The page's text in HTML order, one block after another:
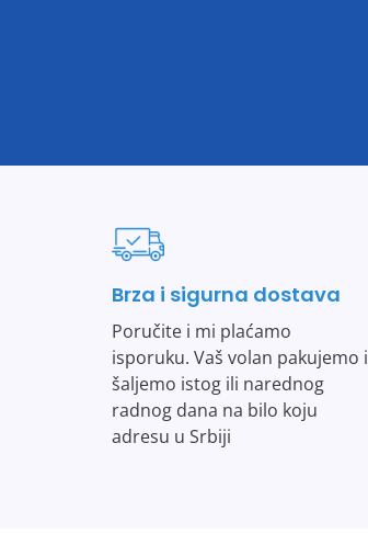
Brza i sigurna dostava
Poručite i mi plaćamo
isporuku. Vaš volan pakujemo i
šaljemo istog ili narednog
radnog dana na bilo koju
adresu u Srbiji